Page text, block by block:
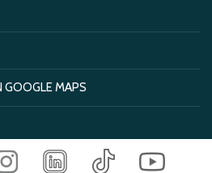
GOOGLE MAPS